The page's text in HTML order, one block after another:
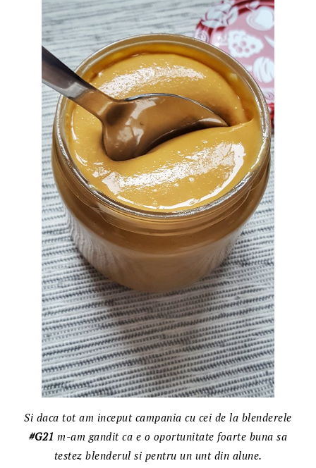
Si daca tot am inceput campania cu cei de la blenderele
#G21 m-am gandit ca e o oportunitate foarte buna sa
testez blenderul si pentru un unt din alune.